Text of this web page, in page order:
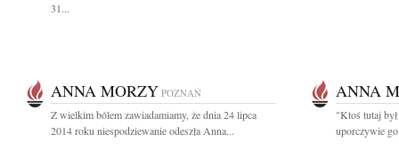
31...
ANNA MORZY POZNAŃ
Z wielkim bólem zawiadamiamy, że dnia 24 lipca
2014 roku niespodziewanie odeszła Anna...
ANNA
"Ktoś tutaj
uporczywie